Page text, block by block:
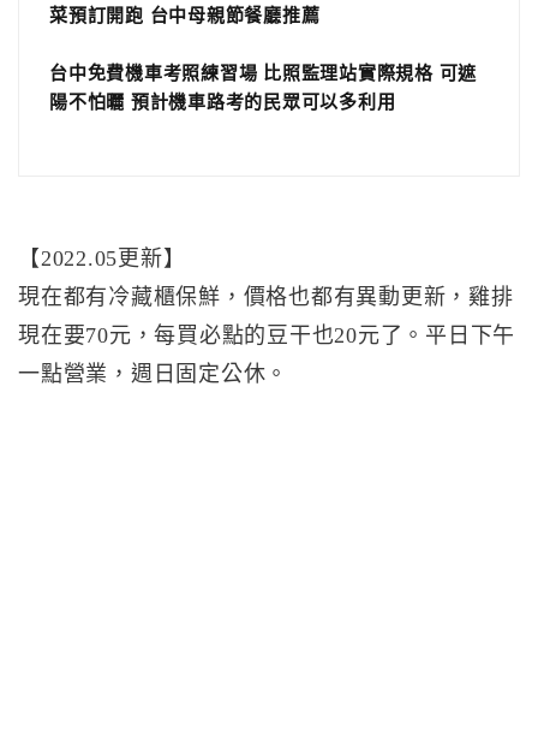
菜預訂開跑 台中母親節餐廳推薦
台中免費機車考照練習場 比照監理站實際規格 可遮
陽不怕曬 預計機車路考的民眾可以多利用
【2022.05更新】
現在都有冷藏櫃保鮮，價格也都有異動更新，雞排
現在要70元，每買必點的豆干也20元了。平日下午
一點營業，週日固定公休。